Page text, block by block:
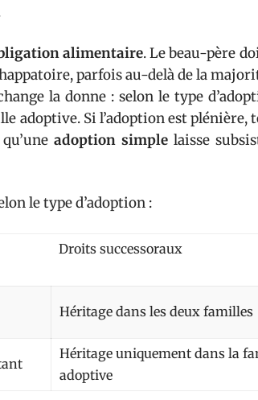
alimentaire. Le beau-père
parfois au-delà de la
la donne : selon le type
adoptive. Si l’adoption est plénière,
adoption simple laisse
le type d’adoption :
Droits successoraux
Héritage dans les deux familles
Héritage uniquement dans la
adoptive